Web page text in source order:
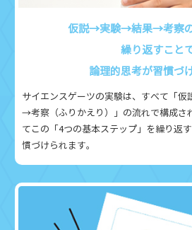
仮説→実験→結果→考察
繰り返すこと
論理的思考が習慣づ
サイエンスゲーツの実験は、すべて「
→考察（ふりかえり）」の流れで構成さ
てこの「4つの基本ステップ」を繰り返
慣づけられます。